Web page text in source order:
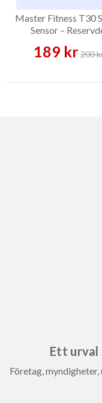
Master Fitness T30
Sensor –
189 kr 200
Ett urval
Företag,